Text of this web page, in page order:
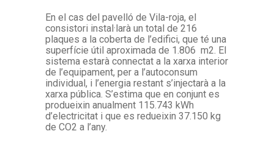
En el cas del pavelló de Vila-roja, el
consistori instal·larà un total de 216
plaques a la coberta de l’edifici, que té una
superfície útil aproximada de 1.806 m2. El
sistema estarà connectat a la xarxa interior
de l’equipament, per a l’autoconsum
individual, i l’energia restant s’injectarà a la
xarxa pública. S’estima que en conjunt es
produeixin anualment 115.743 kWh
d’electricitat i que es redueixin 37.150 kg
de CO2 a l’any.